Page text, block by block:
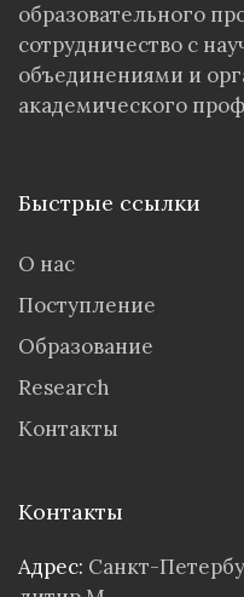
образовательного
сотрудничество с
объединениями и
академического
Быстрые ссылки
О нас
Поступление
Образование
Research
Контакты
Контакты
Адрес: Санкт-